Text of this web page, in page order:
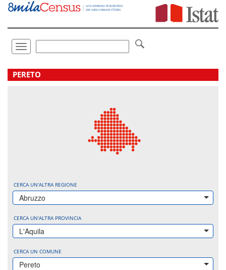
Vai
direttamente
Toggle
navigation
.
PERETO
CERCA UN'ALTRA REGIONE
Abruzzo
CERCA UN'ALTRA PROVINCIA
L'Aquila
CERCA UN COMUNE
Pereto